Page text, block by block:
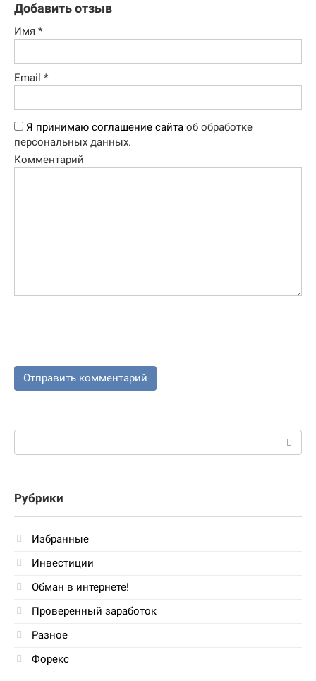
Добавить отзыв
Имя *
Email *
Я принимаю соглашение сайта об обработке
персональных данных.
Комментарий
Поиск:
Рубрики
Избранные
Инвестиции
Обман в интернете!
Проверенный заработок
Разное
Форекс